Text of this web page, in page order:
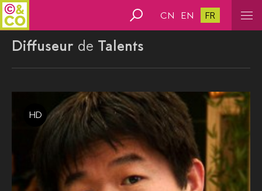
CN EN FR
Diffuseur de Talents
HD